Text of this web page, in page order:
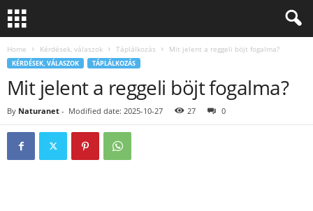
Home Kérdések, válaszok Táplálkozás Mit jelent a reggeli böjt fogalma?
KÉRDÉSEK, VÁLASZOK TÁPLÁLKOZÁS
Mit jelent a reggeli böjt fogalma?
By Naturanet - Modified date: 2025-10-27 27 0